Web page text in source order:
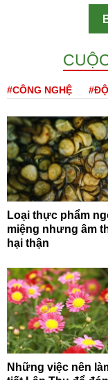
#CÔNG NGHỆ
Loại thực phẩm
miệng nhưng âm
hại thận
Những việc nên